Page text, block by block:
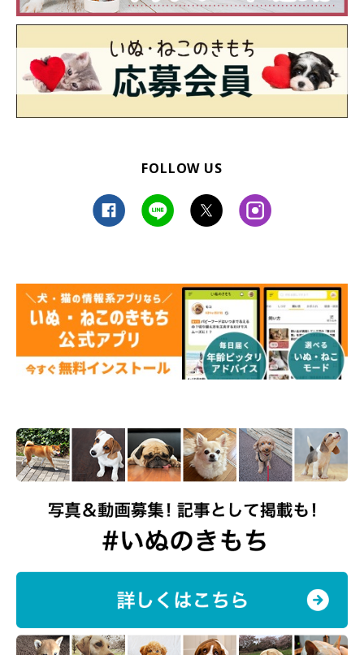
FOLLOW US